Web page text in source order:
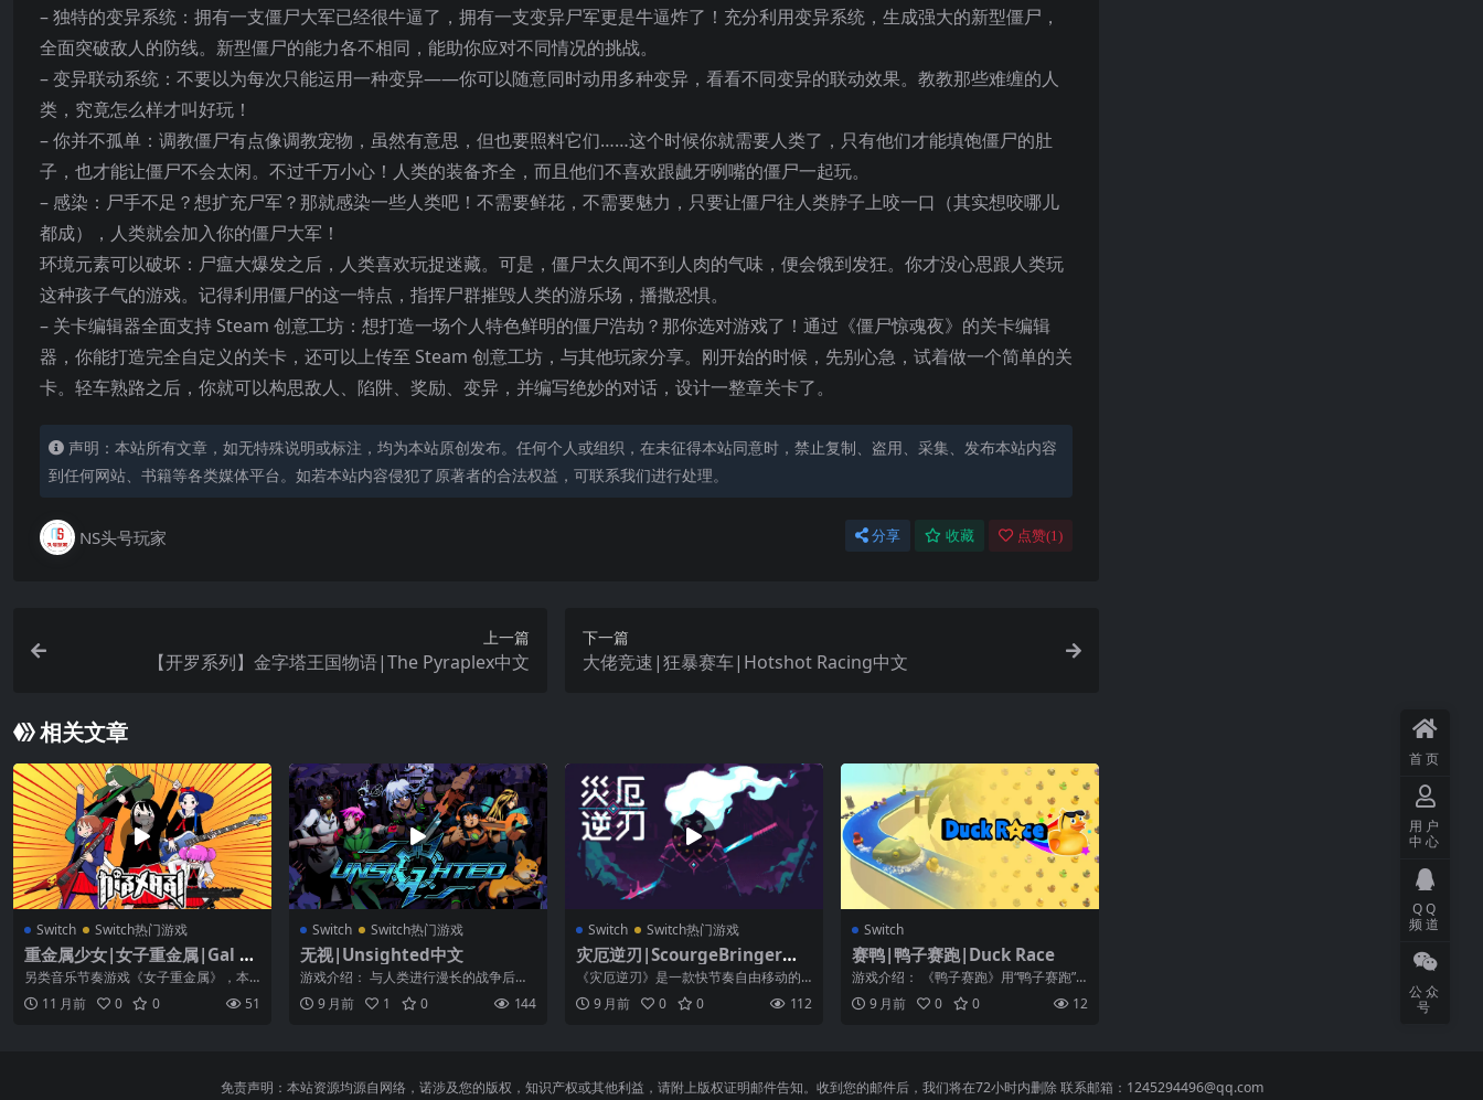
– 独特的变异系统：拥有一支僵尸大军已经很牛逼了，拥有一支变异尸军更是牛逼炸了！充分利用变异系统，生成强大的新型僵尸，
全面突破敌人的防线。新型僵尸的能力各不相同，能助你应对不同情况的挑战。
– 变异联动系统：不要以为每次只能运用一种变异——你可以随意同时动用多种变异，看看不同变异的联动效果。教教那些难缠的人
类，究竟怎么样才叫好玩！
– 你并不孤单：调教僵尸有点像调教宠物，虽然有意思，但也要照料它们……这个时候你就需要人类了，只有他们才能填饱僵尸的肚
子，也才能让僵尸不会太闲。不过千万小心！人类的装备齐全，而且他们不喜欢跟龇牙咧嘴的僵尸一起玩。
– 感染：尸手不足？想扩充尸军？那就感染一些人类吧！不需要鲜花，不需要魅力，只要让僵尸往人类脖子上咬一口（其实想咬哪儿
都成），人类就会加入你的僵尸大军！
环境元素可以破坏：尸瘟大爆发之后，人类喜欢玩捉迷藏。可是，僵尸太久闻不到人肉的气味，便会饿到发狂。你才没心思跟人类玩
这种孩子气的游戏。记得利用僵尸的这一特点，指挥尸群摧毁人类的游乐场，播撒恐惧。
– 关卡编辑器全面支持 Steam 创意工坊：想打造一场个人特色鲜明的僵尸浩劫？那你选对游戏了！通过《僵尸惊魂夜》的关卡编辑
器，你能打造完全自定义的关卡，还可以上传至 Steam 创意工坊，与其他玩家分享。刚开始的时候，先别心急，试着做一个简单的关
卡。轻车熟路之后，你就可以构思敌人、陷阱、奖励、变异，并编写绝妙的对话，设计一整章关卡了。
声明：本站所有文章，如无特殊说明或标注，均为本站原创发布。任何个人或组织，在未征得本站同意时，禁止复制、盗用、采集、发布本站内容
到任何网站、书籍等各类媒体平台。如若本站内容侵犯了原著者的合法权益，可联系我们进行处理。
NS头号玩家 分享 收藏 点赞(1)
上一篇
【开罗系列】金字塔王国物语|The Pyraplex中文
下一篇
大佬竞速|狂暴赛车|Hotshot Racing中文
相关文章
Switch Switch热门游戏
重金属少女|女子重金属|Gal M
etal中文
另类音乐节奏游戏《女子重金属》，本
作中玩家可以用 Joy-Con 来体感打鼓。
... 11 月前 0 0 51
Switch Switch热门游戏
无视|Unsighted中文
游戏介绍： 与人类进行漫长的战争后，
Arcadia 上的机器人已所剩无几，让所
有...9 月前 1 0 144
Switch Switch热门游戏
灾厄逆刃|ScourgeBringer中
文
《灾厄逆刃》是一款快节奏自由移动的
轻型地牢平台类游戏。帮助 Kyhra 探索
未知...9 月前 0 0 112
Switch
赛鸭|鸭子赛跑|Duck Race
游戏介绍： 《鸭子赛跑》用“鸭子赛跑”
比赛、征服和收集！在鸭子的世界里享
受无限的...
9 月前 0 0 12
免责声明：本站资源均源自网络，诺涉及您的版权，知识产权或其他利益，请附上版权证明邮件告知。收到您的邮件后，我们将在72小时内删除 联系邮箱：1245294496@qq.com
首页
用户
中心
QQ
频道
公众
号